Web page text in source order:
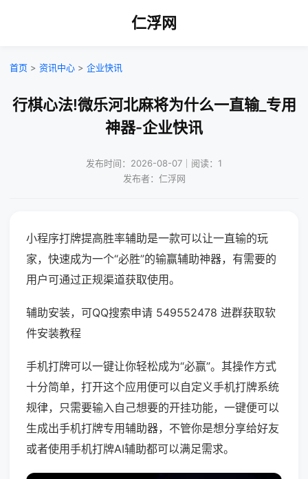
仁浮网
首页 > 资讯中心 > 企业快讯
行棋心法!微乐河北麻将为什么一直输_专用
神器-企业快讯
发布时间：2026-08-07｜阅读：1
发布者：仁浮网
小程序打牌提高胜率辅助是一款可以让一直输的玩
家，快速成为一个“必胜”的输赢辅助神器，有需要的
用户可通过正规渠道获取使用。
辅助安装，可QQ搜索申请 549552478 进群获取软
件安装教程
手机打牌可以一键让你轻松成为“必赢”。其操作方式
十分简单，打开这个应用便可以自定义手机打牌系统
规律，只需要输入自己想要的开挂功能，一键便可以
生成出手机打牌专用辅助器，不管你是想分享给好友
或者使用手机打牌AI辅助都可以满足需求。